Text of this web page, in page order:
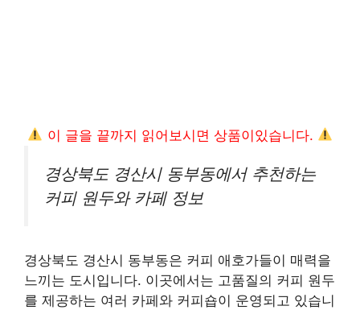
이 글을 끝까지 읽어보시면 상품이있습니다.
경상북도 경산시 동부동에서 추천하는
커피 원두와 카페 정보
경상북도 경산시 동부동은 커피 애호가들이 매력을
느끼는 도시입니다. 이곳에서는 고품질의 커피 원두
를 제공하는 여러 카페와 커피숍이 운영되고 있습니